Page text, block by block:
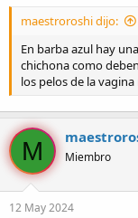
maestroroshi dijo:
En barba azul hay
chichona como
los pelos de la
M Miembro
12 May 2024